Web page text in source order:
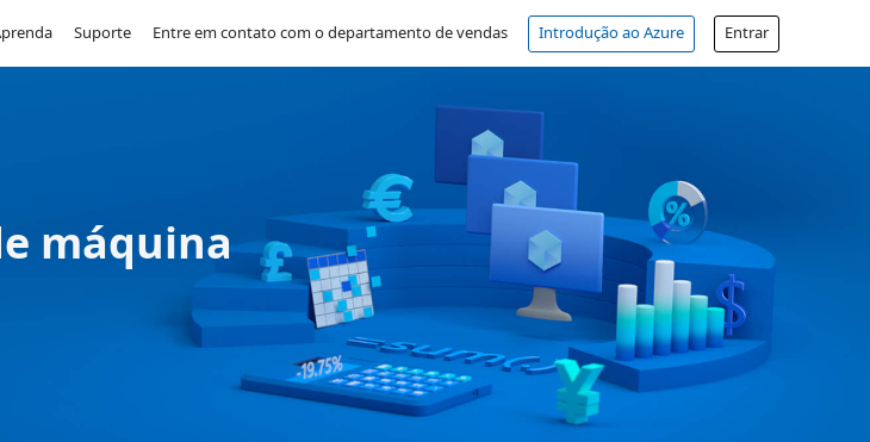
Suporte Entre em contato com o departamento de vendas Introdução ao Azure Entrar
máquina